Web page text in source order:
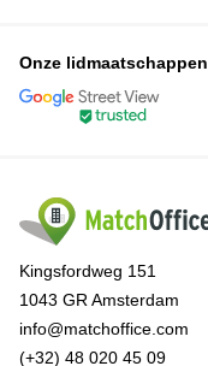
Onze lidmaatschappen
Kingsfordweg 151
1043 GR Amsterdam
info@matchoffice.com
(+32) 48 020 45 09